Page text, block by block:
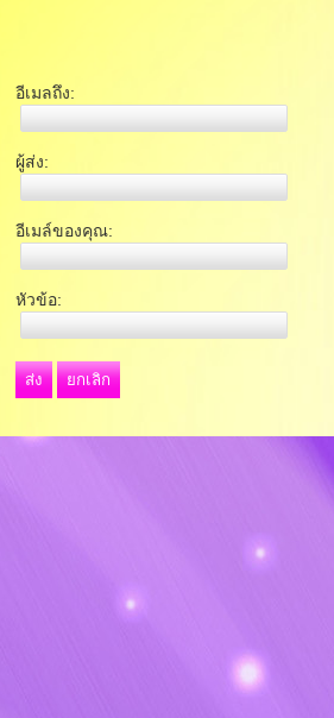
อีเมลถึง:
ผู้ส่ง:
อีเมล์ของคุณ:
หัวข้อ:
ส่ง ยกเลิก